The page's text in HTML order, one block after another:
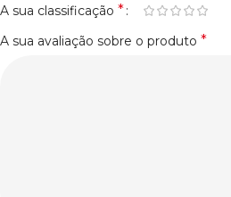
A sua classificação *
A sua avaliação sobre o produto *